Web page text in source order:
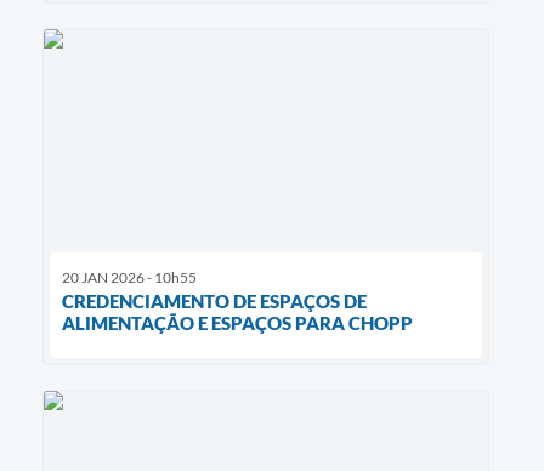
20 JAN 2026 - 10h55
CREDENCIAMENTO DE ESPAÇOS DE
ALIMENTAÇÃO E ESPAÇOS PARA CHOPP